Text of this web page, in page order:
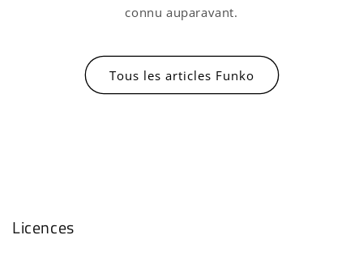
connu auparavant.
Tous les articles Funko
Licences